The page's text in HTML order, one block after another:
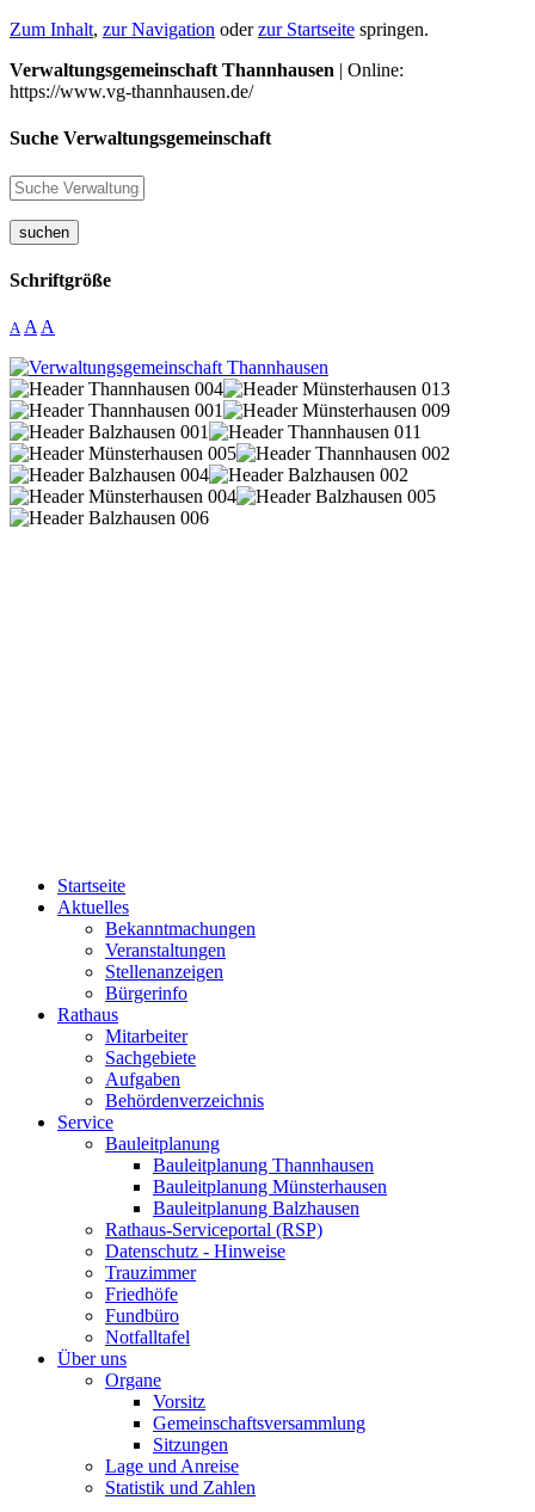
Zum Inhalt, zur Navigation oderzur Startseite springen.
Verwaltungsgemeinschaft Thannhausen | Online:
https://www.vg-thannhausen.de/
Suche Verwaltungsgemeinschaft
suchen
Schriftgröße
A A A
Startseite
Aktuelles
Bekanntmachungen
Veranstaltungen
Stellenanzeigen
Bürgerinfo
Rathaus
Mitarbeiter
Sachgebiete
Aufgaben
Behördenverzeichnis
Service
Bauleitplanung
Bauleitplanung Thannhausen
Bauleitplanung Münsterhausen
Bauleitplanung Balzhausen
Rathaus-Serviceportal (RSP)
Datenschutz - Hinweise
Trauzimmer
Friedhöfe
Fundbüro
Notfalltafel
Über uns
Organe
Vorsitz
Gemeinschaftsversammlung
Sitzungen
Lage und Anreise
Statistik und Zahlen